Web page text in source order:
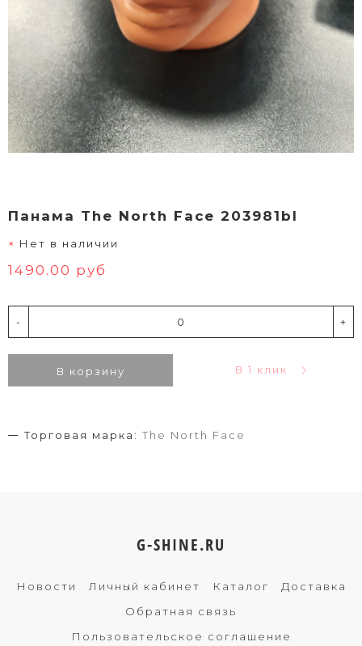
Панама The North Face 203981bl
Нет в наличии
1490.00 руб
- +
В корзину В 1 клик
Торговая марка: The North Face
G-SHINE.RU
Новости Личный кабинет Каталог
Доставка
Обратная связь
Пользовательское соглашение